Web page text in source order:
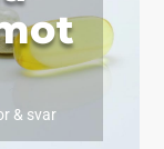
& svar